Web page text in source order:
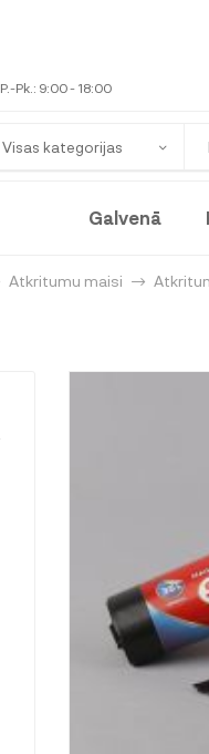
P.-Pk.: 9:00 - 18:00
Visas kategorijas
Galvenā
Atkritumu maisi